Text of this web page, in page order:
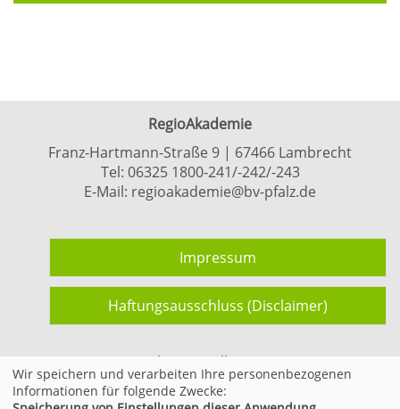
RegioAkademie
Franz-Hartmann-Straße 9 | 67466 Lambrecht
Tel: 06325 1800-241/-242/-243
E-Mail: regioakademie@bv-pfalz.de
Impressum
Haftungsausschluss (Disclaimer)
Cookie Einstellungen
Wir speichern und verarbeiten Ihre personenbezogenen
Informationen für folgende Zwecke: